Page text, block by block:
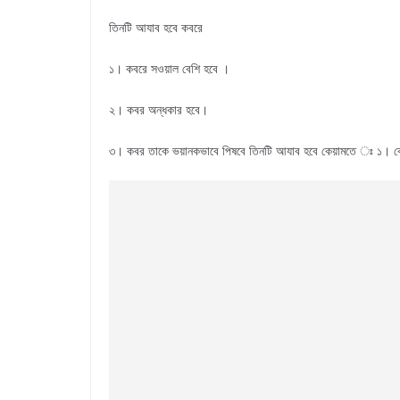
তিনটি আযাব হবে কবরে
১। কবরে সওয়াল বেশি হবে ।
২। কবর অন্ধকার হবে।
৩। কবর তাকে ভয়ানকভাবে পিষবে তিনটি আযাব হবে কেয়ামতে ঃ ১।